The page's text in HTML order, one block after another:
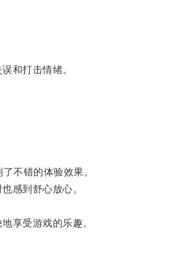
和打击情绪。
不错的体验效果。
感到舒心放心。
享受游戏的乐趣。